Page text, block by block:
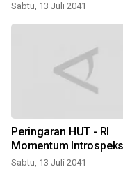
Sabtu, 13 Juli 2041
Peringaran HUT - RI
Momentum
Sabtu, 13 Juli 2041